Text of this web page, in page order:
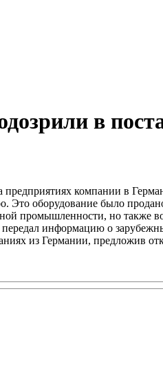
в
компании в
Это оборудование было
промышленности, но также
информацию о
из Германии, предложив